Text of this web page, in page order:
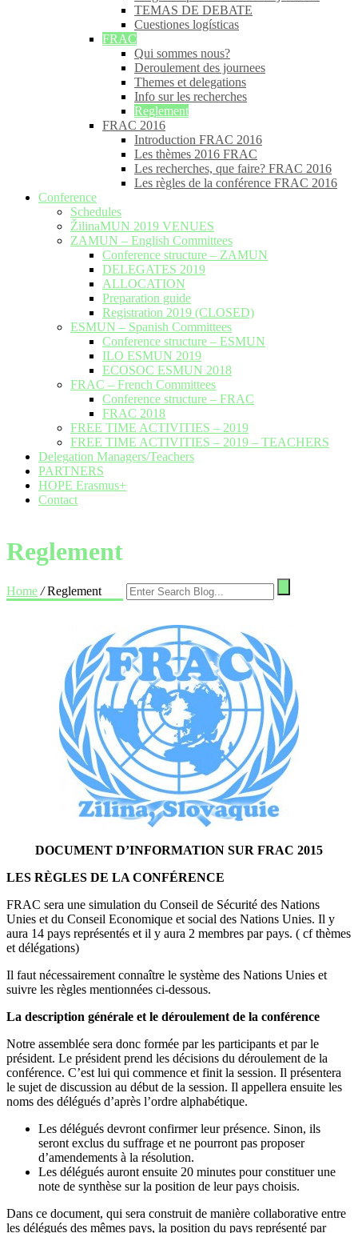
TEMAS DE DEBATE
Cuestiones logísticas
FRAC
Qui sommes nous?
Deroulement des journees
Themes et delegations
Info sur les recherches
Reglement
FRAC 2016
Introduction FRAC 2016
Les thèmes 2016 FRAC
Les recherches, que faire? FRAC 2016
Les règles de la conférence FRAC 2016
Conference
Schedules
ŽilinaMUN 2019 VENUES
ZAMUN – English Committees
Conference structure – ZAMUN
DELEGATES 2019
ALLOCATION
Preparation guide
Registration 2019 (CLOSED)
ESMUN – Spanish Committees
Conference structure – ESMUN
ILO ESMUN 2019
ECOSOC ESMUN 2018
FRAC – French Committees
Conference structure – FRAC
FRAC 2018
FREE TIME ACTIVITIES – 2019
FREE TIME ACTIVITIES – 2019 – TEACHERS
Delegation Managers/Teachers
PARTNERS
HOPE Erasmus+
Contact
Reglement
Home /Reglement
DOCUMENT D’INFORMATION SUR FRAC 2015
LES RÈGLES DE LA CONFÉRENCE
FRAC sera une simulation du Conseil de Sécurité des Nations
Unies et du Conseil Economique et social des Nations Unies. Il y
aura 14 pays représentés et il y aura 2 membres par pays. ( cf thèmes
et délégations)
Il faut nécessairement connaître le système des Nations Unies et
suivre les règles mentionnées ci-dessous.
La description générale et le déroulement de la conférence
Notre assemblée sera donc formée par les participants et par le
président. Le président prend les décisions du déroulement de la
conférence. C’est lui qui commence et finit la session. Il présentera
le sujet de discussion au début de la session. Il appellera ensuite les
noms des délégués d’après l’ordre alphabétique.
Les délégués devront confirmer leur présence. Sinon, ils
seront exclus du suffrage et ne pourront pas proposer
d’amendements à la résolution.
Les délégués auront ensuite 20 minutes pour constituer une
note de synthèse sur la position de leur pays choisis.
Dans ce document, qui sera construit de manière collaborative entre
les délégués des mêmes pays, la position du pays représenté par